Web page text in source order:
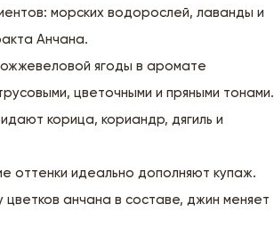
морских водорослей, лаванды и
Анчана.
ягоды в аромате
цветочными и пряными тонами.
корица, кориандр, дягиль и
оттенки идеально дополняют купаж.
цветков анчана в составе, джин меняет